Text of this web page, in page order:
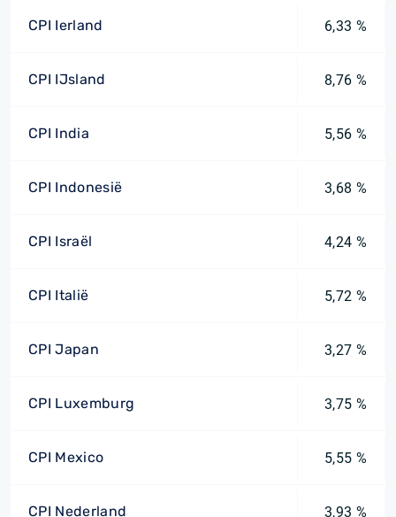
CPI Ierland 6,33 %
CPI IJsland 8,76 %
CPI India 5,56 %
CPI Indonesië 3,68 %
CPI Israël 4,24 %
CPI Italië 5,72 %
CPI Japan 3,27 %
CPI Luxemburg 3,75 %
CPI Mexico 5,55 %
CPI Nederland 3,93 %